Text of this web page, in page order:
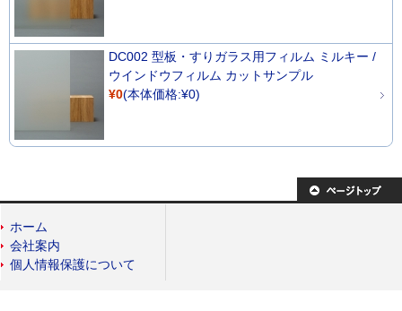
DC002 型板・すりガラス用フィルム ミルキー /
ウインドウフィルム カットサンプル
¥0(本体価格:¥0)
ホーム
会社案内
個人情報保護について